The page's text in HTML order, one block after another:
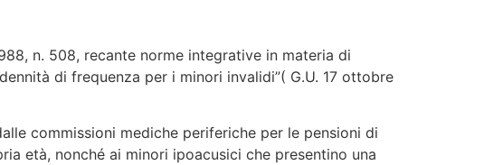
n. 508, recante norme integrative in materia di
di frequenza per i minori invalidi”( G.U. 17 ottobre
commissioni mediche periferiche per le pensioni di
età, nonché ai minori ipoacusici che presentino una